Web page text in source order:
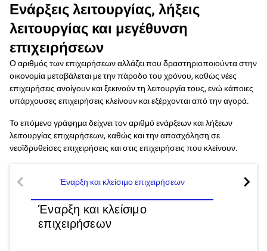
Ενάρξεις λειτουργίας, λήξεις
λειτουργίας και μεγέθυνση
επιχειρήσεων
Ο αριθμός των επιχειρήσεων αλλάζει που δραστηριοποιούντα στην
οικονομία μεταβάλεται με την πάροδο του χρόνου, καθώς νέες
επιχειρήσεις ανοίγουν και ξεκινούν τη λειτουργία τους, ενώ κάποιες
υπάρχουσες επιχειρήσεις κλείνουν και εξέρχονται από την αγορά.
Το επόμενο γράφημα δείχνει τον αριθμό ενάρξεων και λήξεων
λειτουργίας επιχειρήσεων, καθώς και την απασχόληση σε
νεοϊδρυθείσες επιχειρήσεις και στις επιχειρήσεις που κλείνουν.
Έναρξη και κλείσιμο
επιχειρήσεων
Έναρξη και κλείσιμο επιχειρήσεων
chevron_left chevron_right